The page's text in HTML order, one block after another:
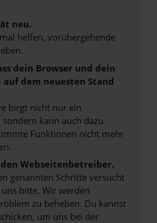
neu.
helfen, vorübergehende
dein Browser und dein
dem neuesten Stand
birgt nicht nur ein
kann auch dazu
Funktionen nicht mehr
Webseitenbetreiber.
genannten Schritte versucht
bitte. Wir werden
zu beheben. Du kannst
um uns bei der